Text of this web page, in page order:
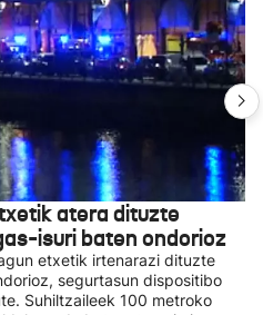
atera dituzte
isuri baten ondorioz
etxetik irtenarazi dituzte
segurtasun dispositibo
Suhiltzaileek 100 metroko